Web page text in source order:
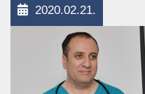
2020.02.21.